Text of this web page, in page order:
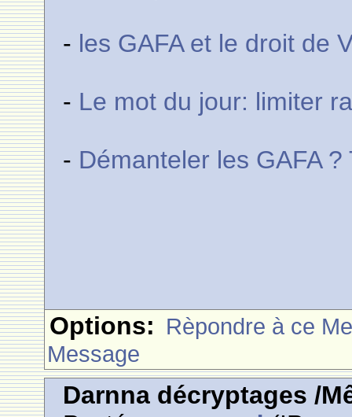
- les GAFA et le droit de
- Le mot du jour: limiter
- Démanteler les GAFA
Options: Rèpondre à ce
Message
Darnna décryptages /